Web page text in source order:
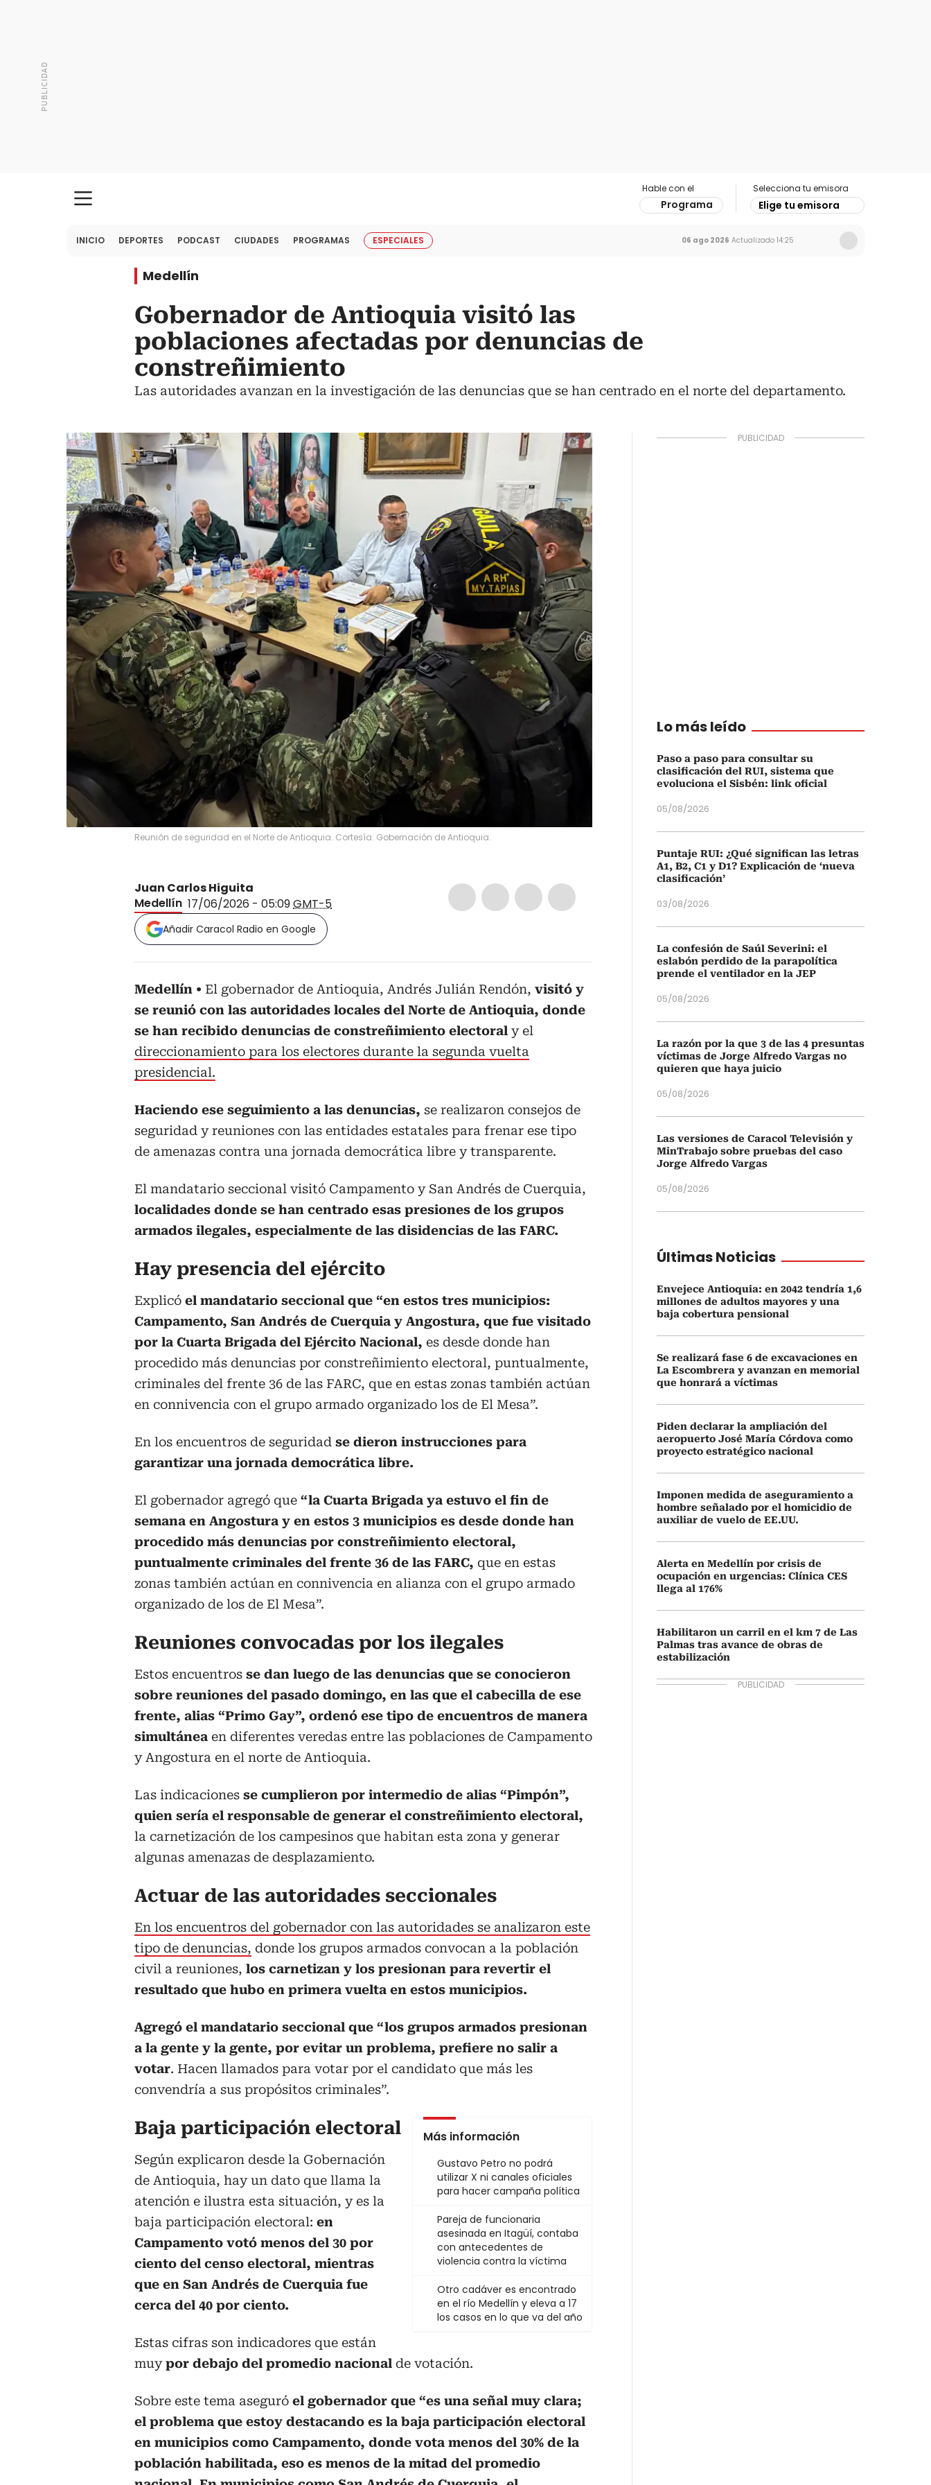
Hable con el
Programa
Selecciona tu emisora
Elige tu emisora
INICIO DEPORTES PODCAST CIUDADES PROGRAMAS ESPECIALES 06 ago 2026 Actualizado 14:25
Medellín
Gobernador de Antioquia visitó las
poblaciones afectadas por denuncias de
constreñimiento
Las autoridades avanzan en la investigación de las denuncias que se han centrado en el norte del departamento.
Reunión de seguridad en el Norte de Antioquia. Cortesía: Gobernación de Antioquia.
Juan Carlos Higuita
Medellín 17/06/2026 - 05:09GMT-5
Añadir Caracol Radio en Google
Medellín El gobernador de Antioquia, Andrés Julián Rendón, visitó y
se reunió con las autoridades locales del Norte de Antioquia, donde
se han recibido denuncias de constreñimiento electoral y el
direccionamiento para los electores durante la segunda vuelta
presidencial.
Haciendo ese seguimiento a las denuncias, se realizaron consejos de
seguridad y reuniones con las entidades estatales para frenar ese tipo
de amenazas contra una jornada democrática libre y transparente.
El mandatario seccional visitó Campamento y San Andrés de Cuerquia,
localidades donde se han centrado esas presiones de los grupos
armados ilegales, especialmente de las disidencias de las FARC.
Hay presencia del ejército
Explicó el mandatario seccional que “en estos tres municipios:
Campamento, San Andrés de Cuerquia y Angostura, que fue visitado
por la Cuarta Brigada del Ejército Nacional, es desde donde han
procedido más denuncias por constreñimiento electoral, puntualmente,
criminales del frente 36 de las FARC, que en estas zonas también actúan
en connivencia con el grupo armado organizado los de El Mesa”.
En los encuentros de seguridad se dieron instrucciones para
garantizar una jornada democrática libre.
El gobernador agregó que “la Cuarta Brigada ya estuvo el fin de
semana en Angostura y en estos 3 municipios es desde donde han
procedido más denuncias por constreñimiento electoral,
puntualmente criminales del frente 36 de las FARC, que en estas
zonas también actúan en connivencia en alianza con el grupo armado
organizado de los de El Mesa”.
Reuniones convocadas por los ilegales
Estos encuentros se dan luego de las denuncias que se conocieron
sobre reuniones del pasado domingo, en las que el cabecilla de ese
frente, alias “Primo Gay”, ordenó ese tipo de encuentros de manera
simultánea en diferentes veredas entre las poblaciones de Campamento
y Angostura en el norte de Antioquia.
Las indicaciones se cumplieron por intermedio de alias “Pimpón”,
quien sería el responsable de generar el constreñimiento electoral,
la carnetización de los campesinos que habitan esta zona y generar
algunas amenazas de desplazamiento.
Actuar de las autoridades seccionales
En los encuentros del gobernador con las autoridades se analizaron este
tipo de denuncias, donde los grupos armados convocan a la población
civil a reuniones, los carnetizan y los presionan para revertir el
resultado que hubo en primera vuelta en estos municipios.
Agregó el mandatario seccional que “los grupos armados presionan
a la gente y la gente, por evitar un problema, prefiere no salir a
votar. Hacen llamados para votar por el candidato que más les
convendría a sus propósitos criminales”.
Más información
Gustavo Petro no podrá
utilizar X ni canales oficiales
para hacer campaña política
Pareja de funcionaria
asesinada en Itagüí, contaba
con antecedentes de
violencia contra la víctima
Otro cadáver es encontrado
en el río Medellín y eleva a 17
los casos en lo que va del año
Baja participación electoral
Según explicaron desde la Gobernación
de Antioquia, hay un dato que llama la
atención e ilustra esta situación, y es la
baja participación electoral: en
Campamento votó menos del 30 por
ciento del censo electoral, mientras
que en San Andrés de Cuerquia fue
cerca del 40 por ciento.
Estas cifras son indicadores que están
muypor debajo del promedio nacional de votación.
Sobre este tema aseguró el gobernador que “es una señal muy clara;
el problema que estoy destacando es la baja participación electoral
en municipios como Campamento, donde vota menos del 30% de la
población habilitada, eso es menos de la mitad del promedio
Lo más leído
Paso a paso para consultar su
clasificación del RUI, sistema que
evoluciona el Sisbén: link oficial
05/08/2026
Puntaje RUI: ¿Qué significan las letras
A1, B2, C1 y D1? Explicación de ‘nueva
clasificación’
03/08/2026
La confesión de Saúl Severini: el
eslabón perdido de la parapolítica
prende el ventilador en la JEP
05/08/2026
La razón por la que 3 de las 4 presuntas
víctimas de Jorge Alfredo Vargas no
quieren que haya juicio
05/08/2026
Las versiones de Caracol Televisión y
MinTrabajo sobre pruebas del caso
Jorge Alfredo Vargas
05/08/2026
Últimas Noticias
Envejece Antioquia: en 2042 tendría 1,6
millones de adultos mayores y una
baja cobertura pensional
Se realizará fase 6 de excavaciones en
La Escombrera y avanzan en memorial
que honrará a víctimas
Piden declarar la ampliación del
aeropuerto José María Córdova como
proyecto estratégico nacional
Imponen medida de aseguramiento a
hombre señalado por el homicidio de
auxiliar de vuelo de EE.UU.
Alerta en Medellín por crisis de
ocupación en urgencias: Clínica CES
llega al 176%
Habilitaron un carril en el km 7 de Las
Palmas tras avance de obras de
estabilización